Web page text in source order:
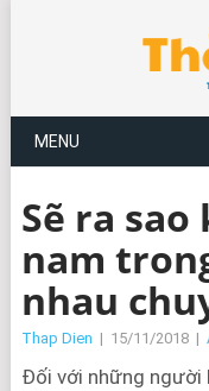
MENU
Sẽ ra
nam
nhau
Thap Dien | 15/11/2018 |
Đối với những người